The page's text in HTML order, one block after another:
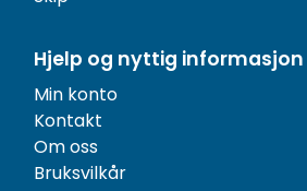
Hjelp og nyttig informasjon
Min konto
Kontakt
Om oss
Bruksvilkår